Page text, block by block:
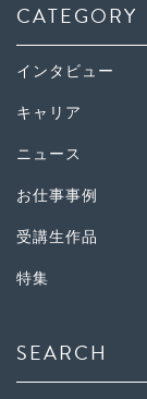
CATEGORY
インタビュー
キャリア
ニュース
お仕事事例
受講生作品
特集
SEARCH